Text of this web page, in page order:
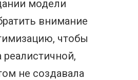
модели
внимание
чтобы
реалистичной,
не создавала